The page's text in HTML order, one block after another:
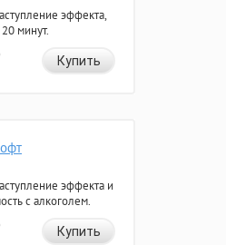
эффекта,
минут.
Купить
эффекта и
с алкоголем.
Купить